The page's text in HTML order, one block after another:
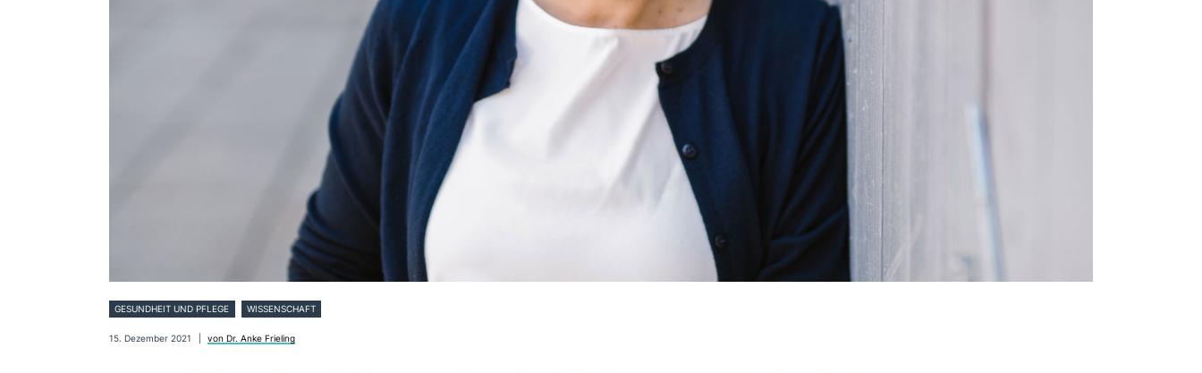
GESUNDHEIT UND PFLEGE WISSENSCHAFT
15. Dezember 2021 von Dr. Anke Frieling